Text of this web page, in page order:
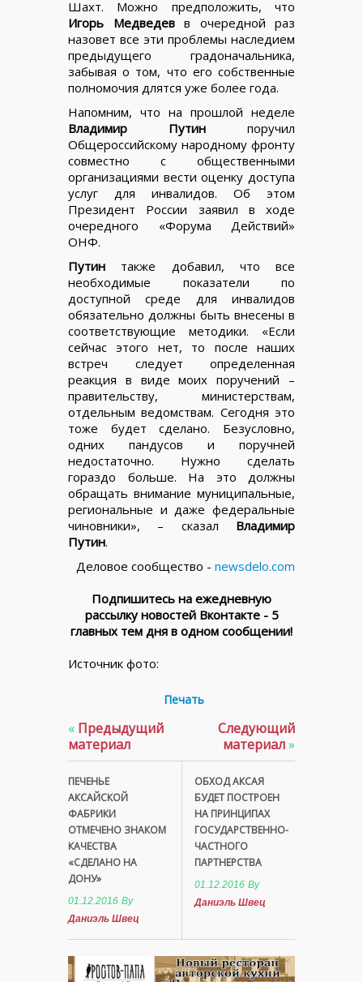
Шахт. Можно предположить, что
Игорь Медведевв очередной раз
назовет все эти проблемы наследием
предыдущего градоначальника,
забывая о том, что его собственные
полномочия длятся уже более года.
Напомним, что на прошлой неделе
Владимир Путин поручил
Общероссийскому народному фронту
совместно с общественными
организациями вести оценку доступа
услуг для инвалидов. Об этом
Президент России заявил в ходе
очередного «Форума Действий»
ОНФ.
Путин также добавил, что все
необходимые показатели по
доступной среде для инвалидов
обязательно должны быть внесены в
соответствующие методики. «Если
сейчас этого нет, то после наших
встреч следует определенная
реакция в виде моих поручений –
правительству, министерствам,
отдельным ведомствам. Сегодня это
тоже будет сделано. Безусловно,
одних пандусов и поручней
недостаточно. Нужно сделать
гораздо больше. На это должны
обращать внимание муниципальные,
региональные и даже федеральные
чиновники», – сказал Владимир
Путин.
Деловое сообщество - newsdelo.com
Подпишитесь на ежедневную
рассылку новостей Вконтакте - 5
главных тем дня в одном сообщении!
Источник фото:
Печать
« Предыдущий
материал
ПЕЧЕНЬЕ
АКСАЙСКОЙ
ФАБРИКИ
ОТМЕЧЕНО ЗНАКОМ
КАЧЕСТВА
«СДЕЛАНО НА
ДОНУ»
01.12.2016 By
Даниэль Швец
Следующий
материал»
ОБХОД АКСАЯ
БУДЕТ ПОСТРОЕН
НА ПРИНЦИПАХ
ГОСУДАРСТВЕННО-
ЧАСТНОГО
ПАРТНЕРСТВА
01.12.2016 By
Даниэль Швец